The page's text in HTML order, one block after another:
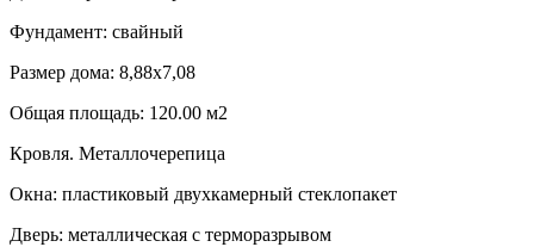
Фундамент: свайный
Размер дома: 8,88х7,08
Общая площадь: 120.00 м2
Кровля. Металлочерепица
Окна: пластиковый двухкамерный стеклопакет
Дверь: металлическая с терморазрывом